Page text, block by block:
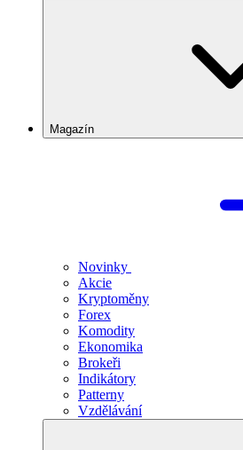
Magazín
Novinky
Akcie
Kryptoměny
Forex
Komodity
Ekonomika
Brokeři
Indikátory
Patterny
Vzdělávání